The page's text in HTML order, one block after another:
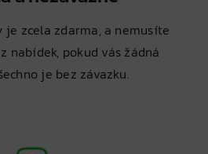
zcela zdarma, a nemusíte
nabídek, pokud vás žádná
je bez závazku.